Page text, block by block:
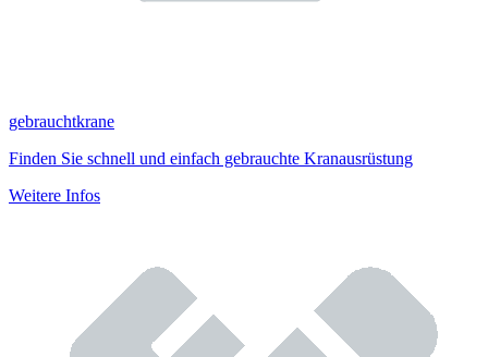
gebrauchtkrane
Finden Sie schnell und einfach gebrauchte Kranausrüstung
Weitere Infos